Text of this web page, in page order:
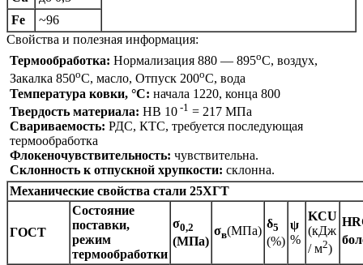
Fe
~96
Свойства и полезная информация:
Термообработка: Нормализация 880 — 895oC, воздух,
Закалка 850oC, масло, Отпуск 200oC, вода
Температура ковки, °С: начала 1220, конца 800
Твердость материала: HB 10 -1 = 217 МПа
Свариваемость: РДС, КТС, требуется последующая
термообработка
Флокеночувствительность: чувствительна.
Склонность к отпускной хрупкости: склонна.
Механические свойства стали 25ХГТ
ГОСТ
Состояние
поставки,
режим
термообработки
σ0,2
(МПа)
σв(МПа)
δ5
(%)
ψ
%
KCU
(кДж
/ м2)